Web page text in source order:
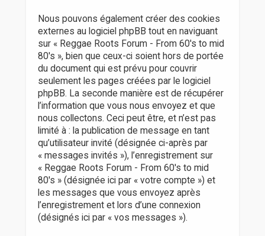
Nous pouvons également créer des cookies
externes au logiciel phpBB tout en naviguant
sur « Reggae Roots Forum - From 60's to mid
80's », bien que ceux-ci soient hors de portée
du document qui est prévu pour couvrir
seulement les pages créées par le logiciel
phpBB. La seconde manière est de récupérer
l’information que vous nous envoyez et que
nous collectons. Ceci peut être, et n’est pas
limité à : la publication de message en tant
qu’utilisateur invité (désignée ci-après par
« messages invités »), l’enregistrement sur
« Reggae Roots Forum - From 60's to mid
80's » (désignée ici par « votre compte ») et
les messages que vous envoyez après
l’enregistrement et lors d’une connexion
(désignés ici par « vos messages »).